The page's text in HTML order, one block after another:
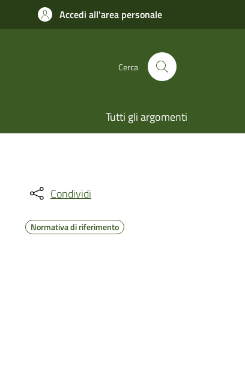
Accedi all'area personale
Cerca
Tutti gli argomenti
Condividi
Normativa di riferimento